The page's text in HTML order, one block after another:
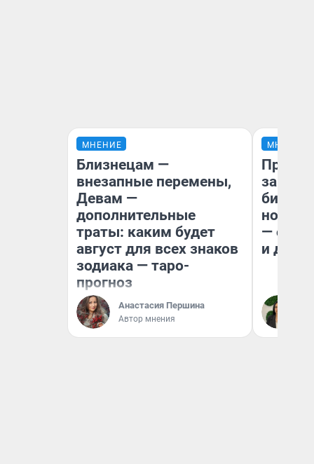
МНЕНИЕ
Близнецам —
внезапные перемены,
Девам —
дополнительные
траты: каким будет
август для всех знаков
зодиака — таро-
прогноз
Анастасия Першина
Автор мнения
МНЕНИЕ
новый
— он
и даже